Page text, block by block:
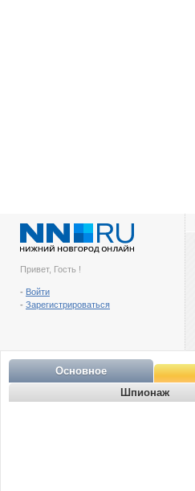
Привет, Гость !
- Войти
- Зарегистрироваться
Основное
Шпионаж